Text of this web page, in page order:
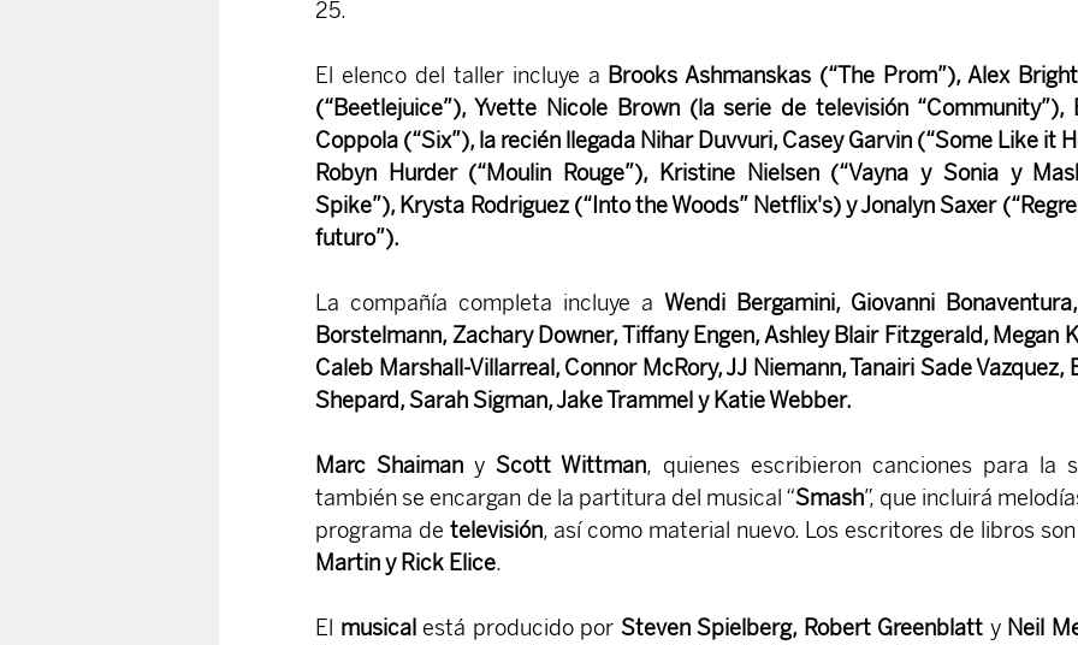
25.
El elenco del taller incluye a Brooks Ashmanskas (“The Prom”), Alex
(“Beetlejuice”), Yvette Nicole Brown (la serie de televisión “Community”),
Coppola (“Six”), la recién llegada Nihar Duvvuri, Casey Garvin (“Some Like it
Robyn Hurder (“Moulin Rouge”), Kristine Nielsen (“Vayna y Sonia y
Spike”), Krysta Rodriguez (“Into the Woods” Netflix's) y Jonalyn Saxer
futuro”).
La compañía completa incluye a Wendi Bergamini, Giovanni
Borstelmann, Zachary Downer, Tiffany Engen, Ashley Blair Fitzgerald, Megan
Caleb Marshall-Villarreal, Connor McRory, JJ Niemann, Tanairi Sade Vazquez,
Shepard, Sarah Sigman, Jake Trammel y Katie Webber.
Marc Shaiman y Scott Wittman, quienes escribieron canciones para la
también se encargan de la partitura del musical “Smash”, que incluirá
programa de televisión, así como material nuevo. Los escritores de libros son
Martin y Rick Elice.
El musical está producido por Steven Spielberg, Robert Greenblatt y Neil